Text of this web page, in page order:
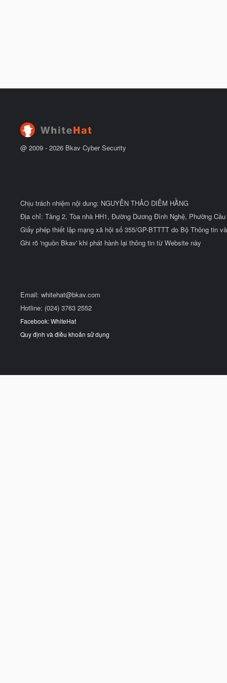
@ 2009 - 2026 Bkav Cyber Security
Chịu trách nhiệm nội dung: NGUYỄN THẢO DIỄM HẰNG
Địa chỉ: Tầng 2, Tòa nhà HH1, Đường Dương Đình Nghệ, Phường
Giấy phép thiết lập mạng xã hội số 355/GP-BTTTT do Bộ Thông tin
Ghi rõ 'nguồn Bkav' khi phát hành lại thông tin từ Website này
Email: whitehat@bkav.com
Hotline: (024) 3763 2552
Facebook: WhiteHat
Quy định và điều khoản sử dụng